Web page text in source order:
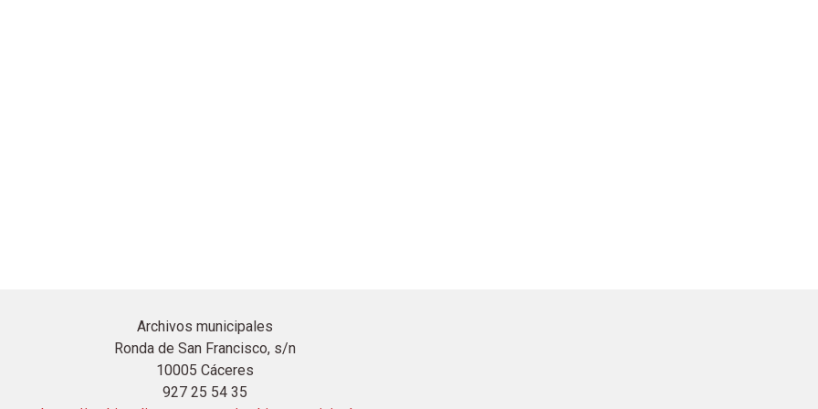
Archivos municipales
Ronda de San Francisco, s/n
10005 Cáceres
927 25 54 35